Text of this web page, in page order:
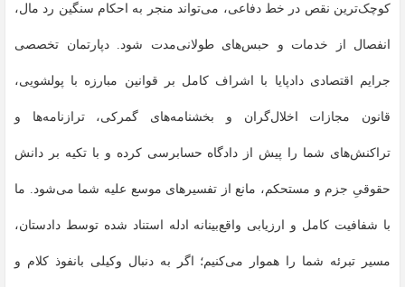
کوچک‌ترین نقص در خط دفاعی، می‌تواند منجر به احکام سنگین رد مال،
انفصال از خدمات و حبس‌های طولانی‌مدت شود. دپارتمان تخصصی
جرایم اقتصادی دادپایا با اشراف کامل بر قوانین مبارزه با پولشویی،
قانون مجازات اخلال‌گران و بخشنامه‌های گمرکی، ترازنامه‌ها و
تراکنش‌های شما را پیش از دادگاه حسابرسی کرده و با تکیه بر دانش
حقوقیِ جزم و مستحکم، مانع از تفسیرهای موسع علیه شما می‌شود. ما
با شفافیت کامل و ارزیابی واقع‌بینانه ادله استناد شده توسط دادستان،
مسیر تبرئه شما را هموار می‌کنیم؛ اگر به دنبال وکیلی بانفوذ کلام و